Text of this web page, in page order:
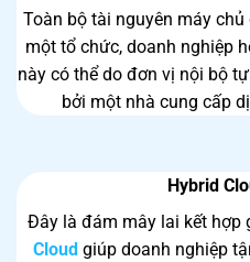
Toàn bộ tài nguyên máy
một tổ chức, doanh nghiệp
này có thể do đơn vị nội bộ
bởi một nhà cung cấp
Hybrid
Đây là đám mây lai kết hợp
Cloud giúp doanh nghiệp